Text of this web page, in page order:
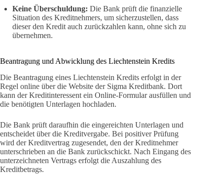
Keine Überschuldung: Die Bank prüft die finanzielle
Situation des Kreditnehmers, um sicherzustellen, dass
dieser den Kredit auch zurückzahlen kann, ohne sich zu
übernehmen.
Beantragung und Abwicklung des Liechtenstein Kredits
Die Beantragung eines Liechtenstein Kredits erfolgt in der
Regel online über die Website der Sigma Kreditbank. Dort
kann der Kreditinteressent ein Online-Formular ausfüllen und
die benötigten Unterlagen hochladen.
Die Bank prüft daraufhin die eingereichten Unterlagen und
entscheidet über die Kreditvergabe. Bei positiver Prüfung
wird der Kreditvertrag zugesendet, den der Kreditnehmer
unterschrieben an die Bank zurückschickt. Nach Eingang des
unterzeichneten Vertrags erfolgt die Auszahlung des
Kreditbetrags.